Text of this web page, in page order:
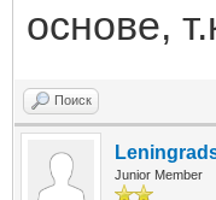
основе,
Поиск
Junior Member